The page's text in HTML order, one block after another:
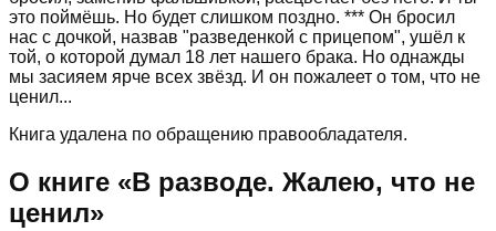
это поймёшь. Но будет слишком поздно. *** Он бросил
нас с дочкой, назвав "разведенкой с прицепом", ушёл к
той, о которой думал 18 лет нашего брака. Но однажды
мы засияем ярче всех звёзд. И он пожалеет о том, что не
ценил...
Книга удалена по обращению правообладателя.
О книге «В разводе. Жалею, что не
ценил»